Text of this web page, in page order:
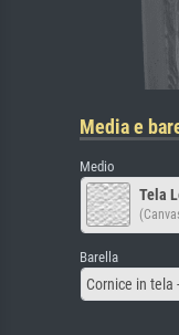
Media e
Medio
Tela
Barella
Cornice in tela